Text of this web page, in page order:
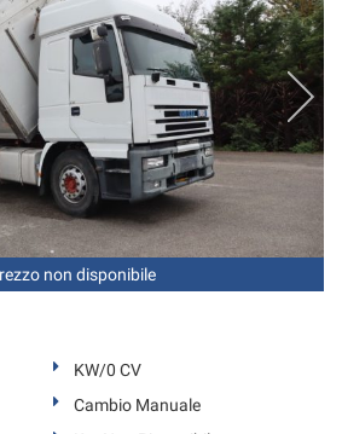
non disponibile
KW/0 CV
Cambio Manuale